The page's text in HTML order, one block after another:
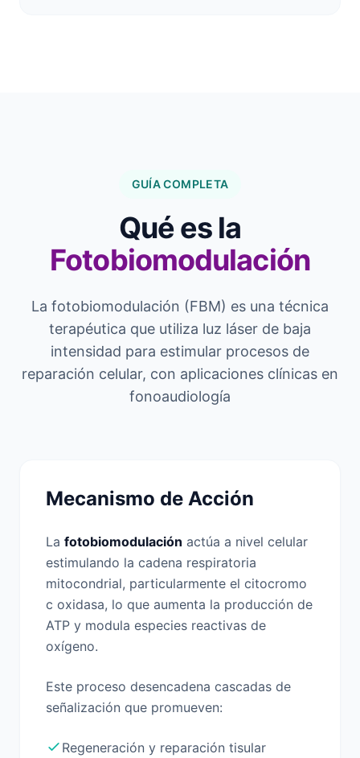
GUÍA COMPLETA
Qué es la
Fotobiomodulación
La fotobiomodulación (FBM) es una técnica
terapéutica que utiliza luz láser de baja
intensidad para estimular procesos de
reparación celular, con aplicaciones clínicas en
fonoaudiología
Mecanismo de Acción
La fotobiomodulación actúa a nivel celular
estimulando la cadena respiratoria
mitocondrial, particularmente el citocromo
c oxidasa, lo que aumenta la producción de
ATP y modula especies reactivas de
oxígeno.
Este proceso desencadena cascadas de
señalización que promueven:
Regeneración y reparación tisular